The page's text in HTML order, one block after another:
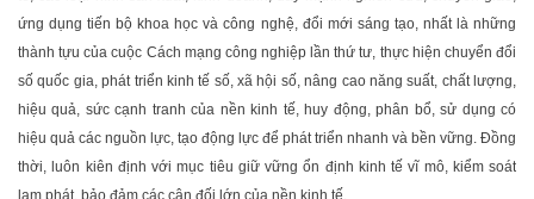
ứng dụng tiến bộ khoa học và công nghệ, đổi mới sáng tạo, nhất là những
thành tựu của cuộc Cách mạng công nghiệp lần thứ tư, thực hiện chuyển đổi
số quốc gia, phát triển kinh tế số, xã hội số, nâng cao năng suất, chất lượng,
hiệu quả, sức cạnh tranh của nền kinh tế, huy động, phân bổ, sử dụng có
hiệu quả các nguồn lực, tạo động lực để phát triển nhanh và bền vững. Ðồng
thời, luôn kiên định với mục tiêu giữ vững ổn định kinh tế vĩ mô, kiểm soát
lạm phát, bảo đảm các cân đối lớn của nền kinh tế.